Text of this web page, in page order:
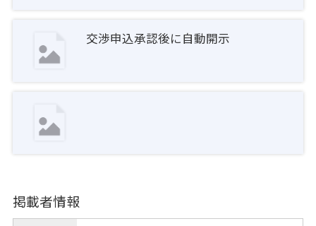
交渉申込承認後に自動開示
掲載者情報